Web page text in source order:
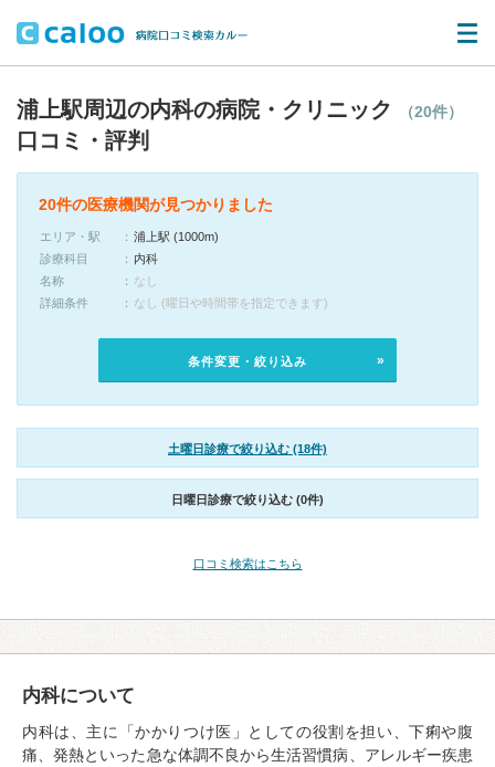
浦上駅周辺の内科の病院・クリニック （20件）
口コミ・評判
20件の医療機関が見つかりました
エリア・駅
浦上駅 (1000m)
診療科目
内科
名称
なし
詳細条件
なし (曜日や時間帯を指定できます)
条件変更・絞り込み
土曜日診療で絞り込む (18件)
日曜日診療で絞り込む (0件)
口コミ検索はこちら
内科について
内科は、主に「かかりつけ医」としての役割を担い、下痢や腹
痛、発熱といった急な体調不良から生活習慣病、アレルギー疾患